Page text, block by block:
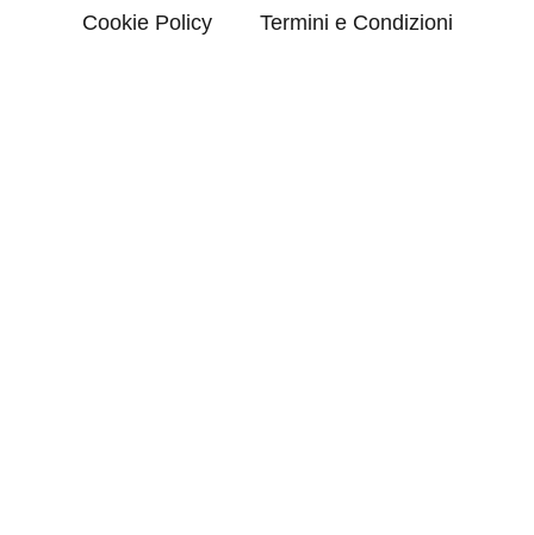
Cookie Policy Termini e Condizioni